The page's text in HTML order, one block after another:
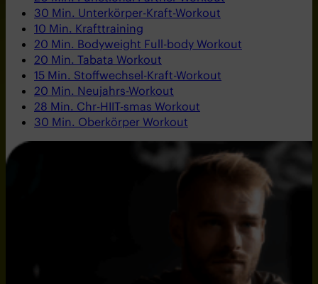
30 Min. Unterkörper-Kraft-Workout
10 Min. Krafttraining
20 Min. Bodyweight Full-body Workout
20 Min. Tabata Workout
15 Min. Stoffwechsel-Kraft-Workout
20 Min. Neujahrs-Workout
28 Min. Chr-HIIT-smas Workout
30 Min. Oberkörper Workout